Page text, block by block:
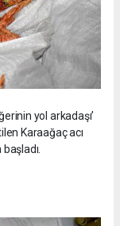
yol arkadaşı’
Karaağaç acı
başladı.